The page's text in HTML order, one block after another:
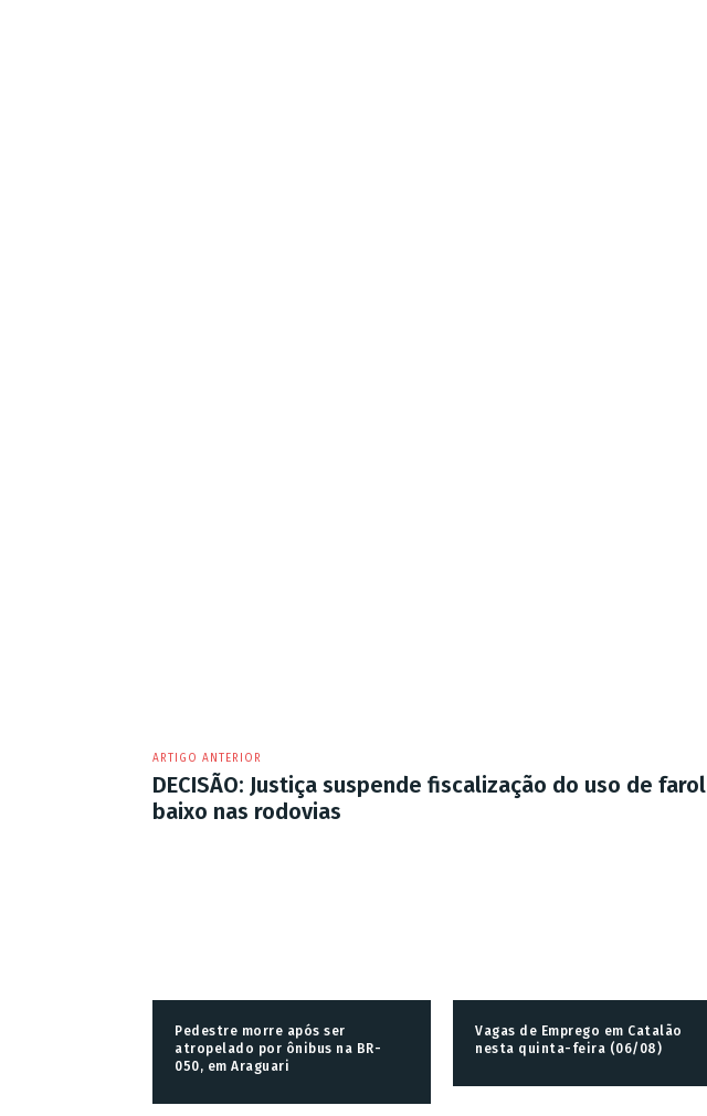
ARTIGO ANTERIOR
DECISÃO: Justiça suspende fiscalização do uso de farol
baixo nas rodovias
Pedestre morre após ser
atropelado por ônibus na BR-
050, em Araguari
Vagas de Emprego em Catalão
nesta quinta-feira (06/08)